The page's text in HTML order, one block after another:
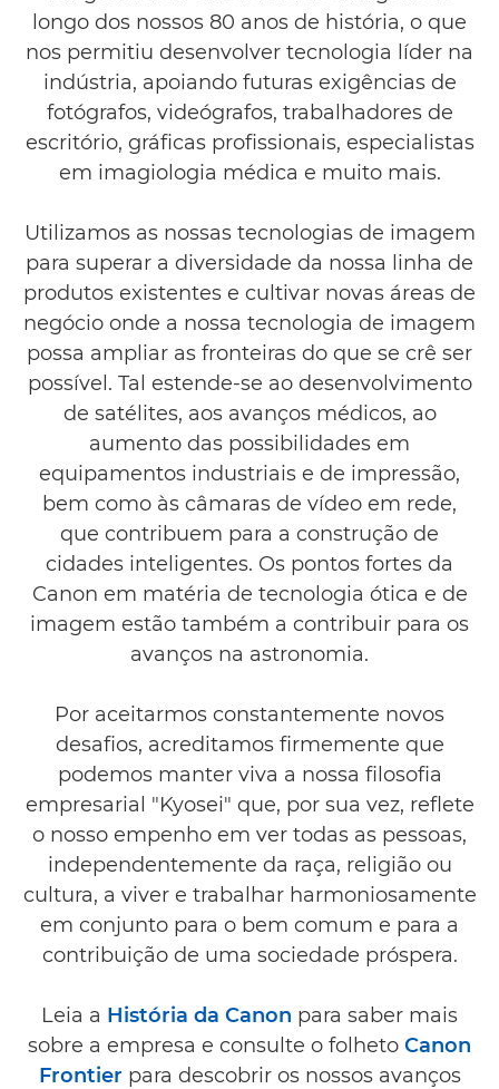
longo dos nossos 80 anos de história, o que
nos permitiu desenvolver tecnologia líder na
indústria, apoiando futuras exigências de
fotógrafos, videógrafos, trabalhadores de
escritório, gráficas profissionais, especialistas
em imagiologia médica e muito mais.
Utilizamos as nossas tecnologias de imagem
para superar a diversidade da nossa linha de
produtos existentes e cultivar novas áreas de
negócio onde a nossa tecnologia de imagem
possa ampliar as fronteiras do que se crê ser
possível. Tal estende-se ao desenvolvimento
de satélites, aos avanços médicos, ao
aumento das possibilidades em
equipamentos industriais e de impressão,
bem como às câmaras de vídeo em rede,
que contribuem para a construção de
cidades inteligentes. Os pontos fortes da
Canon em matéria de tecnologia ótica e de
imagem estão também a contribuir para os
avanços na astronomia.
Por aceitarmos constantemente novos
desafios, acreditamos firmemente que
podemos manter viva a nossa filosofia
empresarial "Kyosei" que, por sua vez, reflete
o nosso empenho em ver todas as pessoas,
independentemente da raça, religião ou
cultura, a viver e trabalhar harmoniosamente
em conjunto para o bem comum e para a
contribuição de uma sociedade próspera.
Leia a História da Canon para saber mais
sobre a empresa e consulte o folheto Canon
Frontier para descobrir os nossos avanços